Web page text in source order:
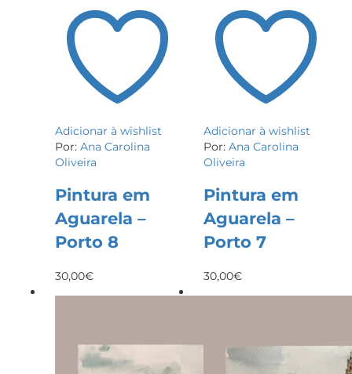
Adicionar à wishlist
Por: Ana Carolina
Oliveira
Pintura em
Aguarela –
Porto 8
30,00€
Adicionar à wishlist
Por: Ana Carolina
Oliveira
Pintura em
Aguarela –
Porto 7
30,00€